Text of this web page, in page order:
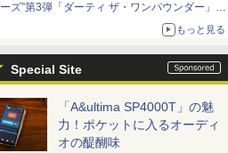
ーズ”第3弾「ダーティ ザ・ワンパウンダー」を
「特製ガーリックマヨソース」を使用した超大
もっと見る
Special Site
「A&ultima SP4000T」の魅
力！ポケットに入るオーディ
オの醍醐味